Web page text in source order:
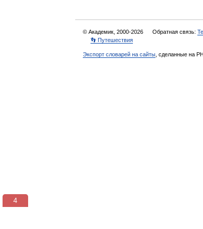
© Академик, 2000-2026 Обратная связь:
👣 Путешествия
Экспорт словарей на сайты , сделанные на
3